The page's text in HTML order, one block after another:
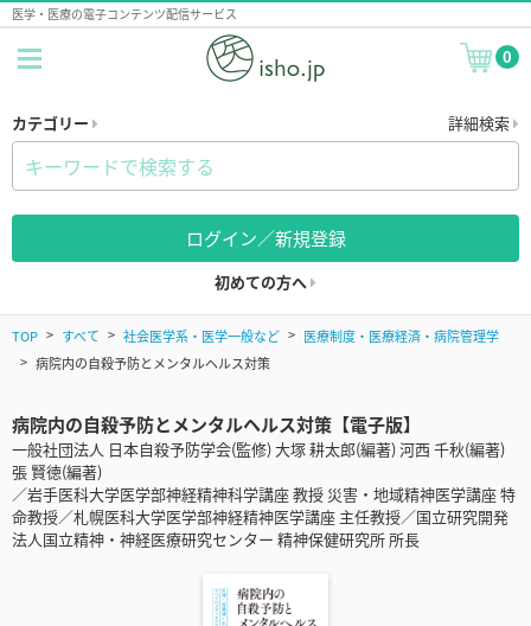
医学・医療の電子コンテンツ配信サービス
0
カテゴリー 詳細検索
ログイン／新規登録
初めての方へ
TOP すべて 社会医学系・医学一般など
医療制度・医療経済・病院管理学
病院内の自殺予防とメンタルヘルス対策
病院内の自殺予防とメンタルヘルス対策【電子版】
一般社団法人 日本自殺予防学会(監修) 大塚 耕太郎(編著) 河西 千秋(編著)
張 賢徳(編著)
／岩手医科大学医学部神経精神科学講座 教授 災害・地域精神医学講座 特
命教授／札幌医科大学医学部神経精神医学講座 主任教授／国立研究開発
法人国立精神・神経医療研究センター 精神保健研究所 所長